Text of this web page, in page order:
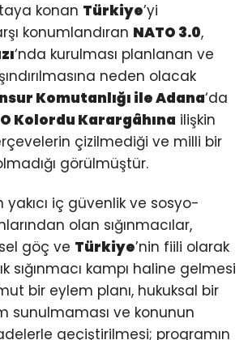
konan Türkiye’yi
konumlandıran NATO 3.0,
‘nda kurulması planlanan ve
neden olacak
Komutanlığı ileAdana‘da
Kolordu Karargâhına ilişkin
çizilmediği ve milli bir
görülmüştür.
yakıcı iç güvenlik ve sosyo-
olan sığınmacılar,
göç ve Türkiye’nin fiili olarak
sığınmacı kampı haline gelmesi
bir eylem planı, hukuksal bir
sunulmaması ve konunun
geçiştirilmesi; programın